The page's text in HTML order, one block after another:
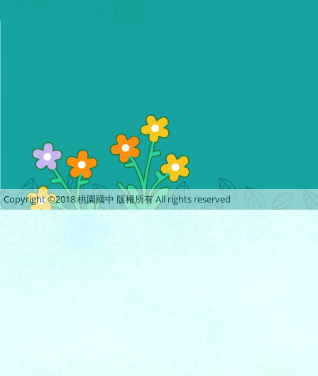
Copyright ©2018 桃園國中 版權所有 All rights reserved